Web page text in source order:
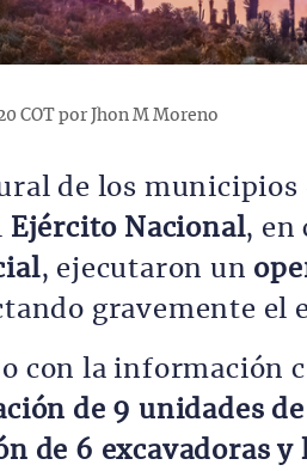
COT por Jhon M Moreno
de los municipios
Ejército Nacional, en
, ejecutaron un
gravemente el
con la información
de 9 unidades
de 6 excavadoras